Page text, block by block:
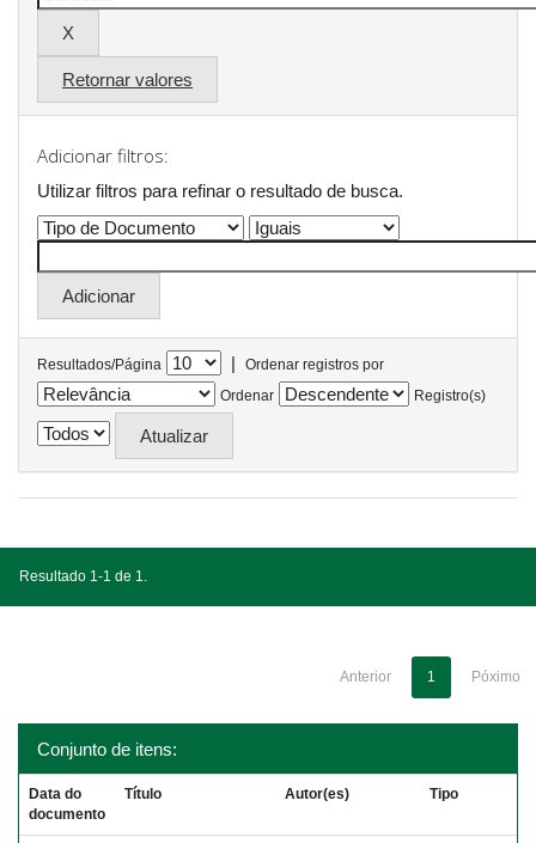
Retornar valores
Adicionar filtros:
Utilizar filtros para refinar o resultado de busca.
Resultados/Página |
Ordenar registros por
Ordenar
Registro(s)
Resultado 1-1 de 1.
Anterior 1 Póximo
Conjunto de itens:
Data do
documento
Título Autor(es) Tipo